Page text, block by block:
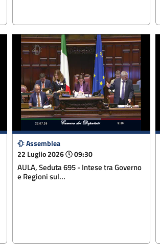
Assemblea
22 Luglio 2026
09:30
AULA, Seduta 695 - Intese tra Governo
e Regioni sul...